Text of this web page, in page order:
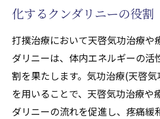
化するクンダリニーの役割
打撲治療において天啓気功治療や
ダリニーは、体内エネルギーの活
割を果たします。気功治療(天啓
を用いることで、天啓気功治療や
ダリニーの流れを促進し、疼痛緩